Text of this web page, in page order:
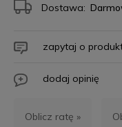
Dostawa:
zapytaj o
dodaj opinię
Oblicz ratę »